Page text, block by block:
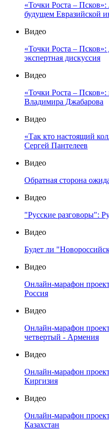
«Точки Роста –
будущем Евразийской
Видео
«Точки Роста –
экспертная дискуссия
Видео
«Точки Роста – Псков»:
Владимира Джабарова
Видео
«Так кто настоящий
Сергей Пантелеев
Видео
Обратная сторона
Видео
"Русские разговоры":
Видео
Будет ли
Видео
Онлайн-марафон
Россия
Видео
Онлайн-марафон
четвертый - Армения
Видео
Онлайн-марафон
Киргизия
Видео
Онлайн-марафон
Казахстан